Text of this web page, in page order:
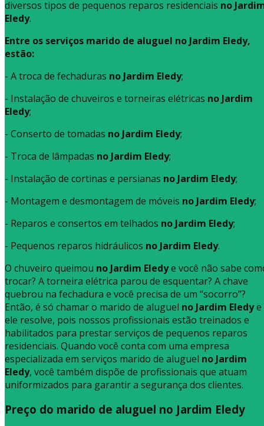
diversos tipos de pequenos reparos residenciais no
Eledy.
Entre os serviços marido de aluguel no Jardim Eledy,
estão:
- A troca de fechaduras no Jardim Eledy;
- Instalação de chuveiros e torneiras elétricas no Jardim
Eledy;
- Conserto de tomadas no Jardim Eledy;
- Troca de lâmpadas no Jardim Eledy;
- Instalação de cortinas e persianas no Jardim Eledy;
- Montagem e desmontagem de móveis no Jardim Eledy;
- Reparos e consertos em telhados no Jardim Eledy;
- Pequenos reparos hidráulicos no Jardim Eledy.
O chuveiro queimou no Jardim Eledye você não sabe
trocar? A torneira elétrica parou de esquentar? A chave
quebrou na fechadura e você precisa de um “socorro”?
Então, é só chamar o marido de aluguel no Jardim Eledye
ele resolve, pois nossos profissionais estão treinados e
habilitados para prestar serviços de pequenos reparos
residenciais. Quando você conta com uma empresa
especializada em serviços marido de aluguel no Jardim
Eledy, você também dispõe de profissionais que atuam
uniformizados para garantir a segurança dos clientes.
Preço do marido de aluguel no Jardim Eledy